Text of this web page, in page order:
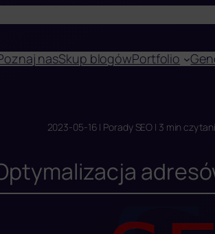
nasSkup blogówPortfolio
2023-05-16 | Porady SEO | 3 min